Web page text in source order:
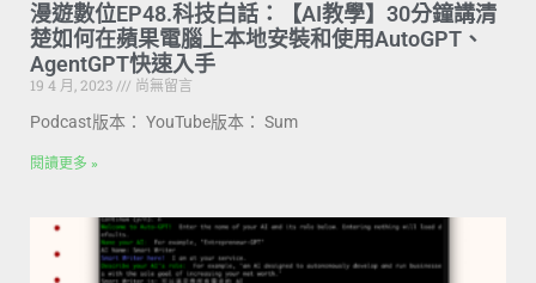
漫遊數位EP48.科技白話：【AI教學】30分鐘講清
楚如何在蘋果電腦上本地安裝和使用AutoGPT、
AgentGPT快速入手
19 4 月, 2023
尚無留言
Podcast版本： YouTube版本： Sum
閱讀更多 »